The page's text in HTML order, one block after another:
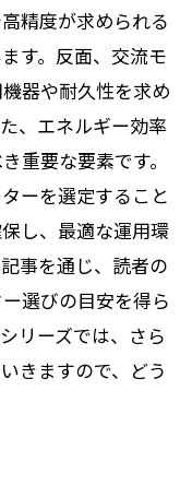
精度が求められる
す。反面、交流モ
器や耐久性を求め
、エネルギー効率
重要な要素です。
ーを選定すること
し、最適な運用環
事を通じ、読者の
選びの目安を得ら
リーズでは、さら
きますので、どう